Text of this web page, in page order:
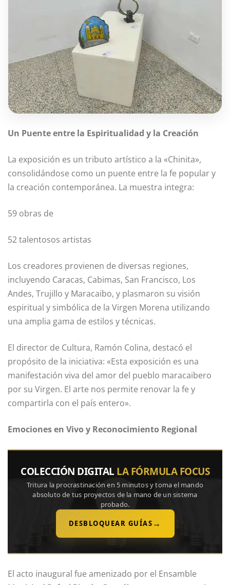
Un Puente entre la Espiritualidad y la Creación
La exposición es un tributo artístico a la «Chinita»,
consolidándose como un puente entre la fe popular y
la creación contemporánea. La muestra integra:
59 obras de
52 talentosos artistas
Los creadores provienen de diversas regiones,
incluyendo Caracas, Cabimas, San Francisco, Los
Andes, Trujillo y Maracaibo, y plasmaron su visión
espiritual y simbólica de la Virgen Morena utilizando
una amplia gama de estilos y técnicas.
El director de Cultura, Ramón Colina, destacó el
propósito de la iniciativa: «Esta exposición es una
manifestación viva del amor del pueblo maracaibero
por su Virgen. El arte nos permite renovar la fe y
compartirla con el país entero».
Emociones en Vivo y Reconocimiento Regional
COLECCIÓN DIGITAL LA FÓRMULA FOCUS
Tritura la procrastinación en 5 minutos y toma el mando
absoluto de tus proyectos de la mano de un sistema
probado.
DESBLOQUEAR GUÍAS →
El acto inaugural fue amenizado por el Ensamble